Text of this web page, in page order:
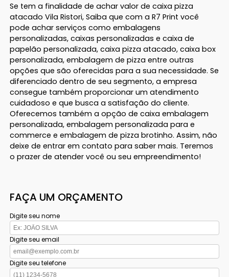
Se tem a finalidade de achar valor de caixa pizza
atacado Vila Ristori, Saiba que com a R7 Print você
pode achar serviços como embalagens
personalizadas, caixas personalizadas e caixa de
papelão personalizada, caixa pizza atacado, caixa box
personalizada, embalagem de pizza entre outras
opções que são oferecidas para a sua necessidade. Se
diferenciado dentro de seu segmento, a empresa
consegue também proporcionar um atendimento
cuidadoso e que busca a satisfação do cliente.
Oferecemos também a opção de caixa embalagem
personalizada, embalagem personalizada para e
commerce e embalagem de pizza brotinho. Assim, não
deixe de entrar em contato para saber mais. Teremos
o prazer de atender você ou seu empreendimento!
FAÇA UM ORÇAMENTO
Digite seu nome
Digite seu email
Digite seu telefone